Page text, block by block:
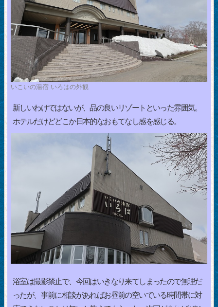
いこいの湯宿 いろはの外観
新しいわけではないが、品の良いリゾートといった雰囲気。
ホテルだけどどこか日本的なおもてなし感を感じる。
浴室は撮影禁止で、今回はいきなり来てしまったので無理だ
ったが、事前に相談があればお昼前の空いている時間帯に対